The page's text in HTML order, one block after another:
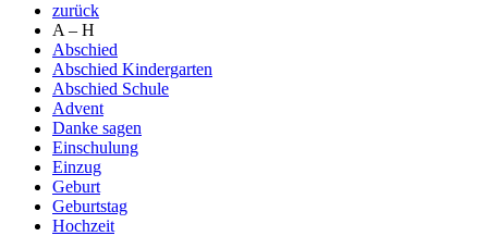
zurück
A – H
Abschied
Abschied Kindergarten
Abschied Schule
Advent
Danke sagen
Einschulung
Einzug
Geburt
Geburtstag
Hochzeit